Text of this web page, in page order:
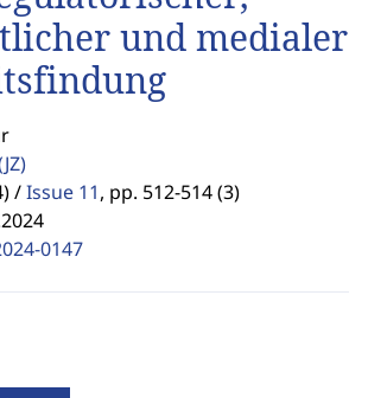
und medialer
/Issue 11, pp. 512-514 (3)
0147